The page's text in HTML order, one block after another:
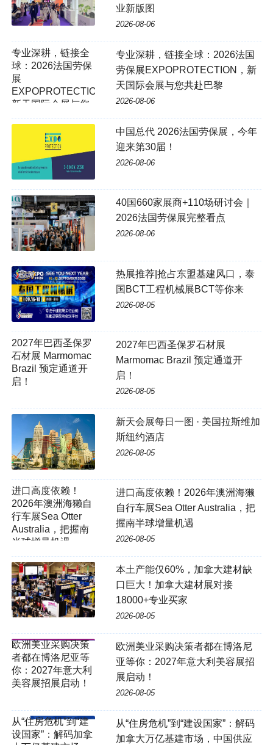
业新版图
2026-08-06
专业深耕，链接全球：2026法国
劳保展EXPOPROTECTION，新
天国际会展与您共赴巴黎
2026-08-06
中国总代 2026法国劳保展，今年
迎来第30届！
2026-08-06
40国660家展商+110场研讨会｜
2026法国劳保展完整看点
2026-08-06
热展推荐|抢占东盟基建风口，泰
国BCT工程机械展BCT等你来
2026-08-05
2027年巴西圣保罗石材展
Marmomac Brazil 预定通道开
启！
2026-08-05
新天会展每日一图 · 美国拉斯维加
斯纽约酒店
2026-08-05
进口高度依赖！2026年澳洲海獭
自行车展Sea Otter Australia，把
握南半球增量机遇
2026-08-05
本土产能仅60%，加拿大建材缺
口巨大！加拿大建材展对接
18000+专业买家
2026-08-05
欧洲美业采购决策者都在博洛尼
亚等你：2027年意大利美容展招
展启动！
2026-08-05
从“住房危机”到“建设国家”：解码
加拿大万亿基建市场，中国供应